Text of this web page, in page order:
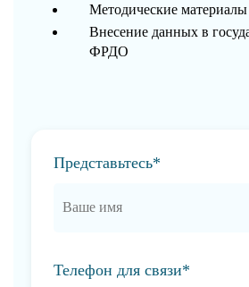
Методические материалы
Внесение данных в
ФРДО
Представьтесь*
Телефон для связи*